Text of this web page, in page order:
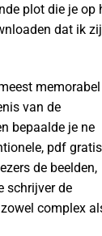
plot die je op
dat ik
memorabel
van de
bepaalde je ne
pdf gratis
de beelden,
schrijver de
complex